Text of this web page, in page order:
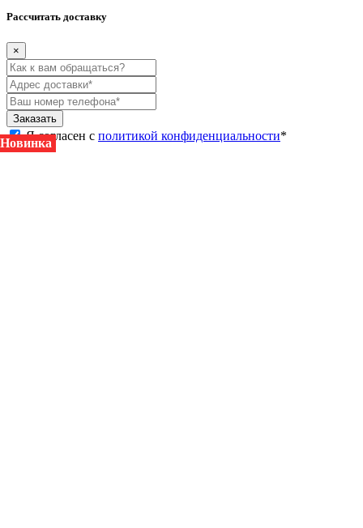
Новинка
Рассчитать доставку
×
Заказать
Я согласен с политикой конфиденциальности*